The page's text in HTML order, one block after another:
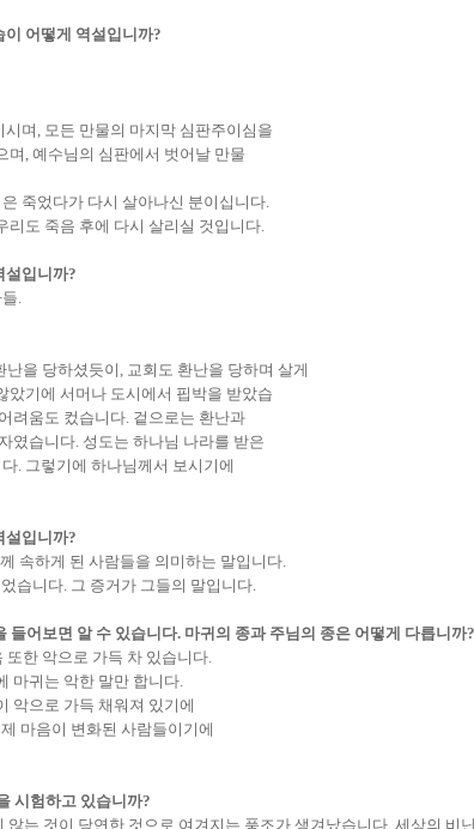
이 어떻게 역설입니까?
시며 , 모든 만물의 마지막 심판주이심을
며 , 예수님의 심판에서 벗어날 만물
죽었다가 다시 살아나신 분이십니다.
리도 죽음 후에 다시 살리실 것입니다.
설입니까?
.
난을 당하셨듯이 , 교회도 환난을 당하며 살게
았기에 서머나 도시에서 핍박을 받았습
려움도 컸습니다. 겉으로는 환난과
였습니다. 성도는 하나님 나라를 받은
. 그렇기에 하나님께서 보시기에
설입니까?
속하게 된 사람들을 의미하는 말입니다.
습니다. 그 증거가 그들의 말입니다.
들어보면 알 수 있습니다. 마귀의 종과 주님의 종은 어떻게 다릅니까
또한 악으로 가득 차 있습니다.
마귀는 악한 말만 합니다.
악으로 가득 채워져 있기에
마음이 변화된 사람들이기에
시험하고 있습니까?
않는 것이 당연한 것으로 여겨지는 풍조가 생겨났습니다. 세상의 비